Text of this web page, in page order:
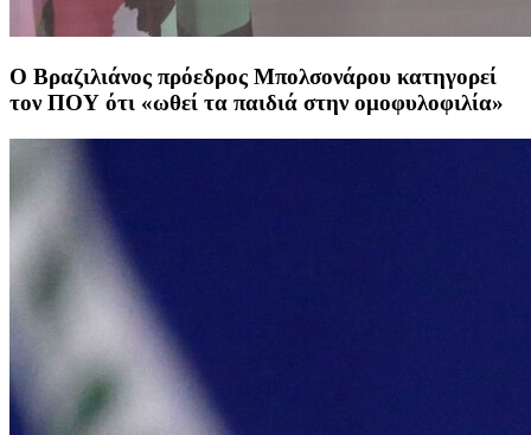
Ο Βραζιλιάνος πρόεδρος Μπολσονάρου κατηγορεί
τον ΠΟΥ ότι «ωθεί τα παιδιά στην ομοφυλοφιλία»